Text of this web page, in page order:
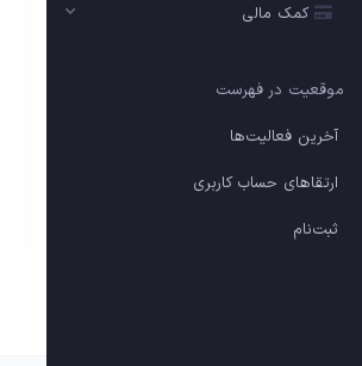
کمک مالی
موقعیت در فهرست
آخرین فعالیت‌ها
ارتقاهای حساب کاربری
ثبت‌نام